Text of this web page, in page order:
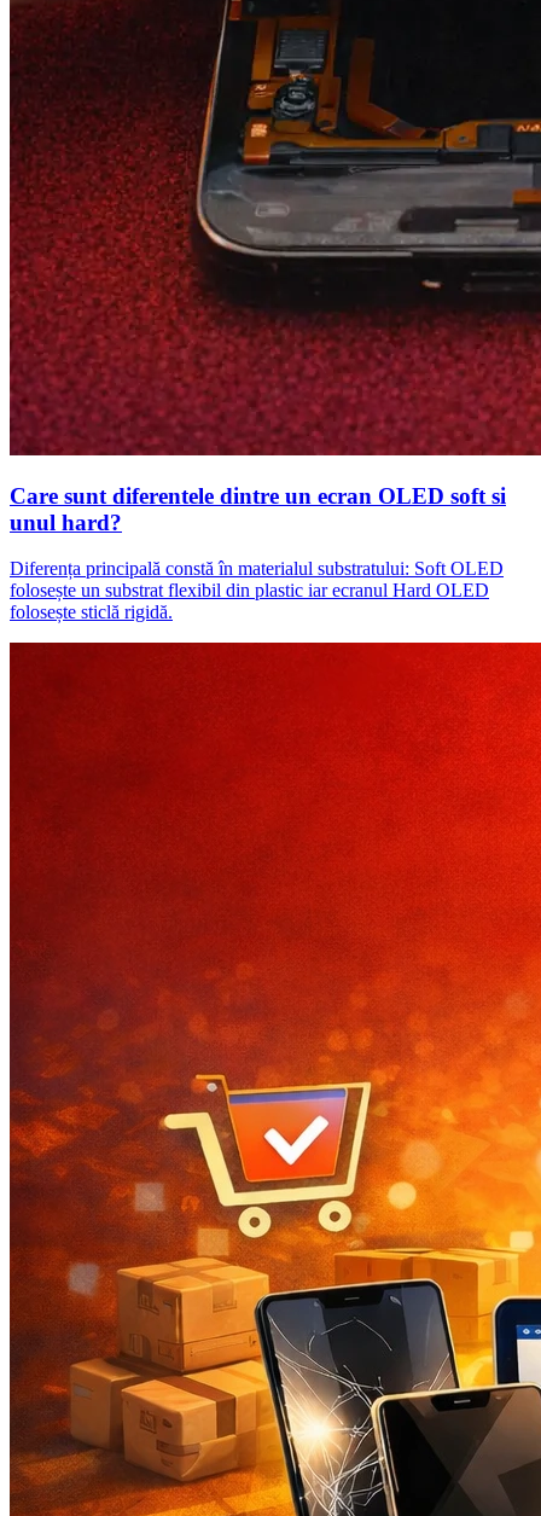
Care sunt diferentele dintre un ecran OLED soft si
unul hard?
Diferența principală constă în materialul substratului: Soft OLED
folosește un substrat flexibil din plastic iar ecranul Hard OLED
folosește sticlă rigidă.